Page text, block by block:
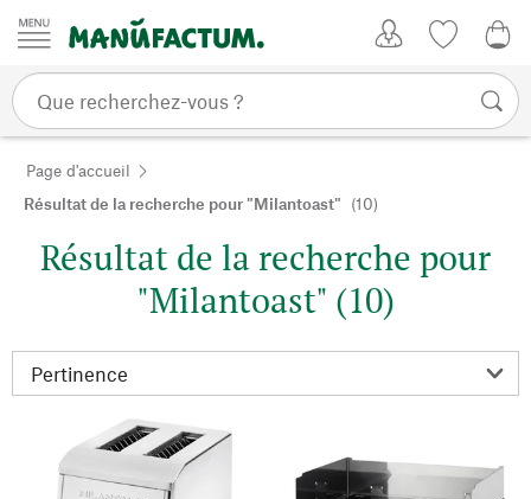
Passer au contenu
Page d'accueil
Résultat de la recherche pour "Milantoast" (10)
Résultat de la recherche pour
"Milantoast" (10)